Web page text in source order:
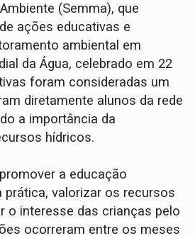
(Semma), que
ações educativas e
ambiental em
da Água, celebrado em 22
foram consideradas um
diretamente alunos da rede
a importância da
hídricos.
a educação
prática, valorizar os recursos
o interesse das crianças pelo
ocorreram entre os meses